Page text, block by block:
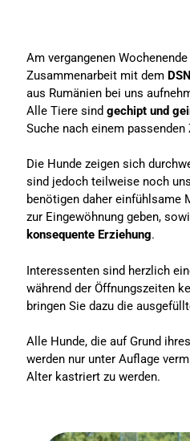
Am vergangenen
Zusammenarbeit mit dem
aus Rumänien bei uns
Alle Tiere sindgechipt und
Suche nach einem passenden
Die Hunde zeigen sich
sind jedoch teilweise noch
benötigen daher einfühlsame
zur Eingewöhnung geben,
konsequente Erziehung.
Interessenten sind herzlich
während der Öffnungszeiten
bringen Sie dazu die
Alle Hunde, die auf Grund
werden nur unter Auflage
Alter kastriert zu werden.